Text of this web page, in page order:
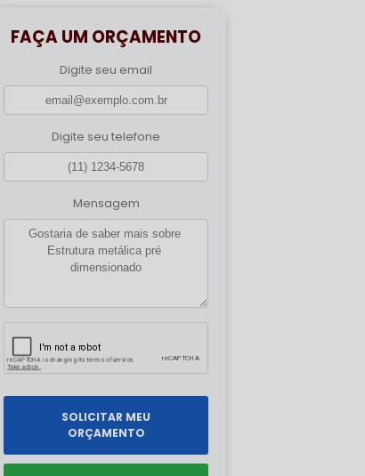
FAÇA UM ORÇAMENTO
Digite seu email
Digite seu telefone
Mensagem
SOLICITAR MEU
ORÇAMENTO